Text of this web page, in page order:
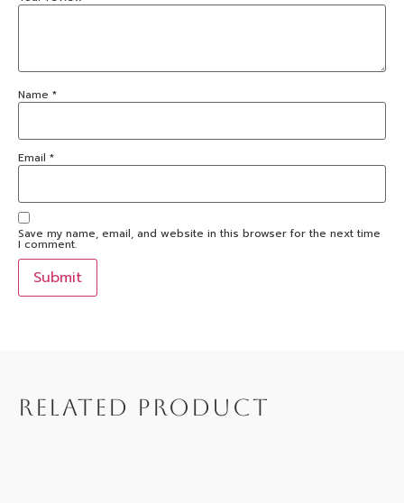
Name *
Email *
Save my name, email, and website in this browser for the next time
I comment.
RELATED PRODUCT